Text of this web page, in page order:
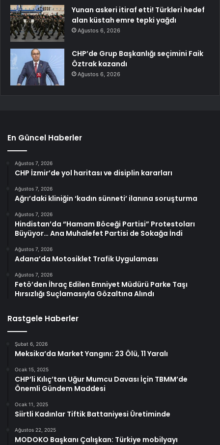
Yunan askeri itiraf etti! Türkleri hedef
alan küstah emre tepki yağdı
Ağustos 6, 2026
CHP’de Grup Başkanlığı seçimini Faik
Öztrak kazandı
Ağustos 6, 2026
En Güncel Haberler
Ağustos 7, 2026
CHP İzmir’de yol haritası ve disiplin kararları
Ağustos 7, 2026
Ağrı’daki kliniğin ‘kadın sünneti’ ilanına soruşturma
Ağustos 7, 2026
Hindistan’da “Hamam Böceği Partisi” Protestoları
Büyüyor… Ana Muhalefet Partisi de Sokağa İndi
Ağustos 7, 2026
Adana’da Motosiklet Trafik Uygulaması
Ağustos 7, 2026
Fetö’den İhraç Edilen Emniyet Müdürü Parke Taşı
Hırsızlığı Suçlamasıyla Gözaltına Alındı
Rastgele Haberler
Şubat 6, 2026
Meksika’da Market Yangını: 23 Ölü, 11 Yaralı
Ocak 15, 2025
CHP’li Kılıç’tan Uğur Mumcu Davası İçin TBMM’de
Önemli Gündem Maddesi
Ocak 11, 2025
Siirtli Kadınlar Tiftik Battaniyesi Üretiminde
Ağustos 22, 2025
MODOKO Başkanı Çalışkan: Türkiye mobilyayı